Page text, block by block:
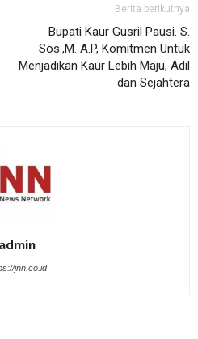
Berita berikutnya
Bupati Kaur Gusril Pausi. S.
Sos.,M. A.P, Komitmen Untuk
Menjadikan Kaur Lebih Maju, Adil
dan Sejahtera
admin
jnn.co.id